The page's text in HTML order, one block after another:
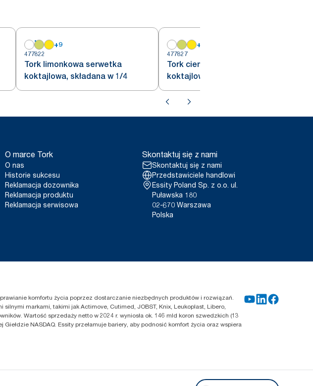
+9
477822
Tork limonkowa serwetka
koktajlowa, składana w 1/4
+
477827
Tork ciemnozielona serwetka
koktajlowa, składana w 1/4
O marce Tork
O nas
Historie sukcesu
Reklamacja dozownika
Reklamacja produktu
Reklamacja serwisowa
Skontaktuj się z nami
Skontaktuj się z nami
Przedstawiciele handlowi
Essity Poland Sp. z o.o. ul.
Puławska 180
02-670 Warszawa
Polska
komfortu życia poprzez dostarczanie niezbędnych produktów i rozwiązań.
markami, takimi jak Actimove, Cutimed, JOBST, Knix, Leukoplast, Libero,
Wartość sprzedaży netto w 2024 r. wyniosła ok. 146 mld koron szwedzkich (13
NASDAQ. Essity przełamuje bariery, aby podnosić komfort życia oraz wspiera